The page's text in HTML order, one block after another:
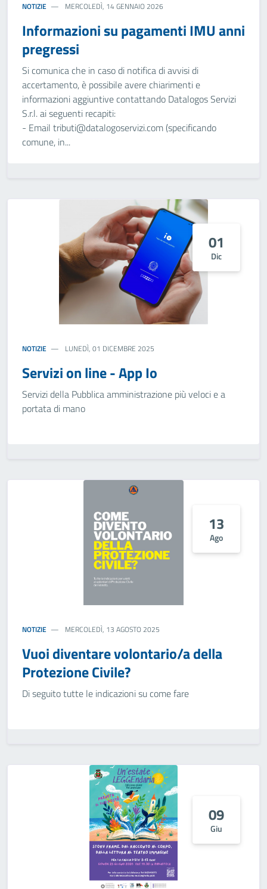
NOTIZIE MERCOLEDÌ, 14 GENNAIO 2026
Informazioni su pagamenti IMU anni
pregressi
Si comunica che in caso di notifica di avvisi di
accertamento, è possibile avere chiarimenti e
informazioni aggiuntive contattando Datalogos Servizi
S.r.l. ai seguenti recapiti:
- Email tributi@datalogoservizi.com (specificando
comune, in...
01
Dic
NOTIZIE LUNEDÌ, 01 DICEMBRE 2025
Servizi on line - App Io
Servizi della Pubblica amministrazione più veloci e a
portata di mano
13
Ago
NOTIZIE MERCOLEDÌ, 13 AGOSTO 2025
Vuoi diventare volontario/a della
Protezione Civile?
Di seguito tutte le indicazioni su come fare
09
Giu